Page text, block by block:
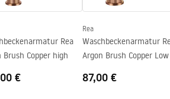
Rea
Brush Copper high
€
Rea
Waschbeckenarmatur
Argon Brush Copper Low
87,00 €